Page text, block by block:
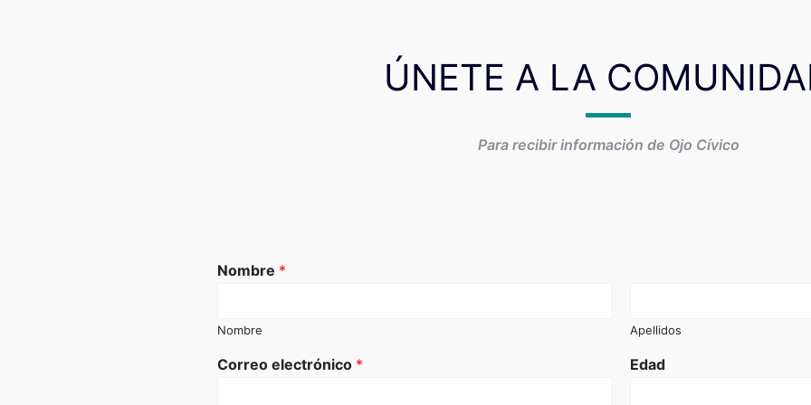
ÚNETE A LA
Para recibir información de Ojo Cívico
Nombre *
Nombre Apellidos
Correo electrónico * Edad